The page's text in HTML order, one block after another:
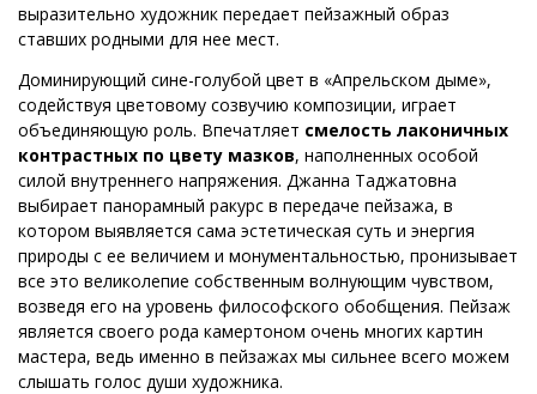
выразительно художник передает пейзажный образ
ставших родными для нее мест.
Доминирующий сине-голубой цвет в «Апрельском дыме»,
содействуя цветовому созвучию композиции, играет
объединяющую роль. Впечатляет смелость лаконичных
контрастных по цвету мазков, наполненных особой
силой внутреннего напряжения. Джанна Таджатовна
выбирает панорамный ракурс в передаче пейзажа, в
котором выявляется сама эстетическая суть и энергия
природы с ее величием и монументальностью, пронизывает
все это великолепие собственным волнующим чувством,
возведя его на уровень философского обобщения. Пейзаж
является своего рода камертоном очень многих картин
мастера, ведь именно в пейзажах мы сильнее всего можем
слышать голос души художника.